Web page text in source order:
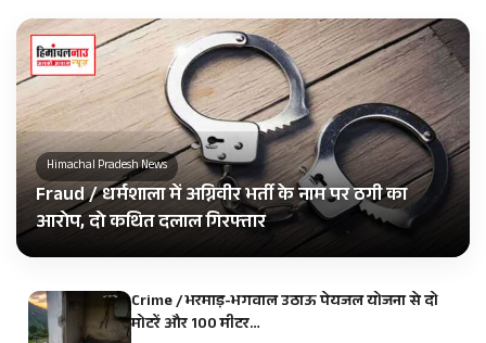
Himachal Pradesh News
Fraud / धर्मशाला में अग्निवीर भर्ती के नाम पर ठगी का
आरोप, दो कथित दलाल गिरफ्तार
Crime / भरमाड़-भगवाल उठाऊ पेयजल योजना से दो
मोटरें और 100 मीटर…